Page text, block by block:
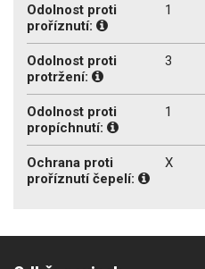
Odolnost proti
proříznutí:
1
Odolnost proti
protržení:
3
Odolnost proti
propíchnutí:
1
Ochrana proti
proříznutí čepelí:
X